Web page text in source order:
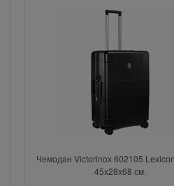
Чемодан Victorinox 602105
45x28x68 см.